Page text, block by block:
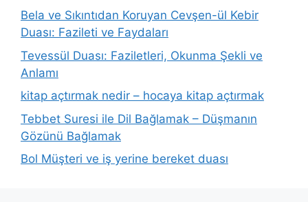
Bela ve Sıkıntıdan Koruyan Cevşen-ül Kebir
Duası: Fazileti ve Faydaları
Tevessül Duası: Faziletleri, Okunma Şekli ve
Anlamı
kitap açtırmak nedir – hocaya kitap açtırmak
Tebbet Suresi ile Dil Bağlamak – Düşmanın
Gözünü Bağlamak
Bol Müşteri ve iş yerine bereket duası